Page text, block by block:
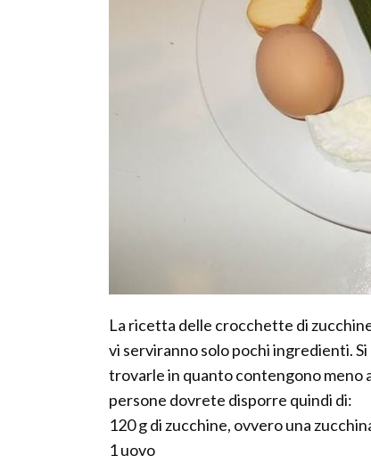
La ricetta delle crocchette di
vi serviranno solo pochi ingredienti.
trovarle in quanto contengono meno
persone dovrete disporre quindi di:
120 g di zucchine, ovvero una
1 uovo